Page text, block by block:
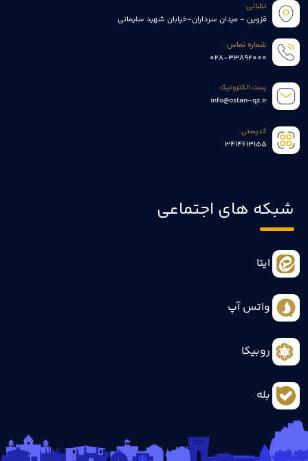
نشانی:
قزوین - میدان سرداران-خیابان شهید سلیمانی
شماره تماس:
028-33892000
پست الکترونیک:
info@ostan-qz.ir
کدپستی:
3414613155
شبکه های اجتماعی
ایتا
واتس آپ
روبیکا
بله